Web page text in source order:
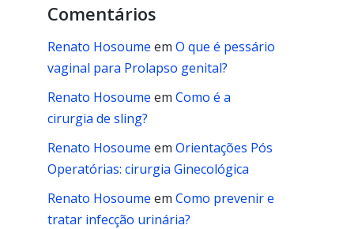
Comentários
Renato Hosoume em O que é pessário
vaginal para Prolapso genital?
Renato Hosoume em Como é a
cirurgia de sling?
Renato Hosoume em Orientações Pós
Operatórias: cirurgia Ginecológica
Renato Hosoume em Como prevenir e
tratar infecção urinária?